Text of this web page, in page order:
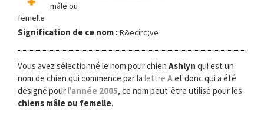
mâle ou
femelle
Signification de ce nom :R&ecirc;ve
Vous avez sélectionné le nom pour chien Ashlyn qui est un
nom de chien qui commence par la lettre Aet donc qui a été
désigné pourl'année 2005, ce nom peut-être utilisé pour les
chiens mâle ou femelle.